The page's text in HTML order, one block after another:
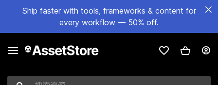
Ship faster with tools, frameworks & content for
every workflow — 50% off.